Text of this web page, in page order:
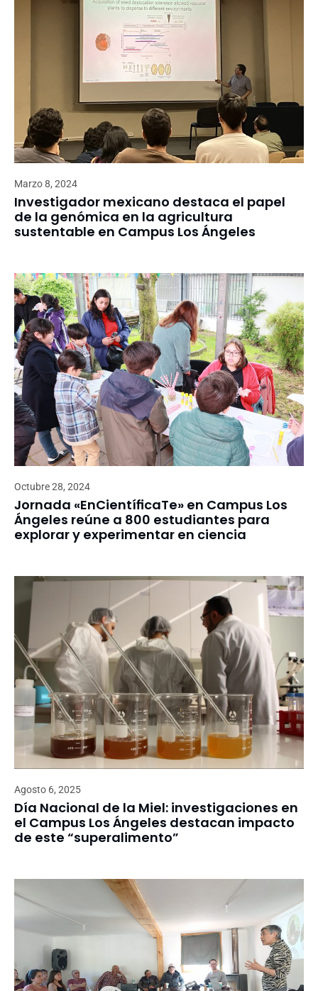
Marzo 8, 2024
Investigador mexicano destaca el papel
de la genómica en la agricultura
sustentable en Campus Los Ángeles
Octubre 28, 2024
Jornada «EnCientíficaTe» en Campus Los
Ángeles reúne a 800 estudiantes para
explorar y experimentar en ciencia
Agosto 6, 2025
Día Nacional de la Miel: investigaciones en
el Campus Los Ángeles destacan impacto
de este “superalimento”